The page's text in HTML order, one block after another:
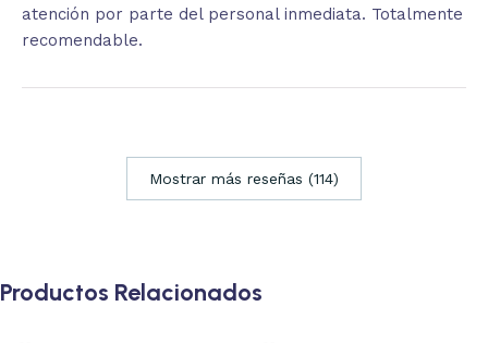
atención por parte del personal inmediata. Totalmente
recomendable.
Mostrar más reseñas (114)
Productos Relacionados